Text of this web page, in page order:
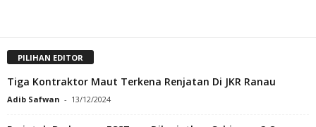
PILIHAN EDITOR
Tiga Kontraktor Maut Terkena Renjatan Di JKR Ranau
Adib Safwan - 13/12/2024